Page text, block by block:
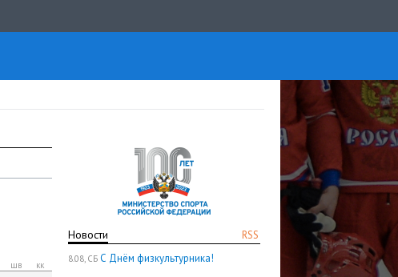
RSS
Новости
8.08, СБ С Днём физкультурника!
шв кк